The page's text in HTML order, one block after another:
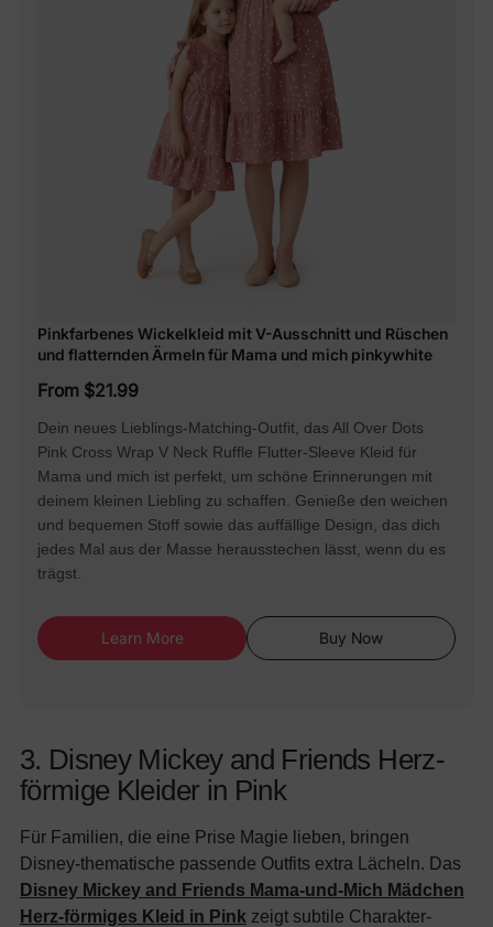
Pinkfarbenes Wickelkleid mit V-Ausschnitt und Rüschen
und flatternden Ärmeln für Mama und mich pinkywhite
From $21.99
Dein neues Lieblings-Matching-Outfit, das All Over Dots
Pink Cross Wrap V Neck Ruffle Flutter-Sleeve Kleid für
Mama und mich ist perfekt, um schöne Erinnerungen mit
deinem kleinen Liebling zu schaffen. Genieße den weichen
und bequemen Stoff sowie das auffällige Design, das dich
jedes Mal aus der Masse herausstechen lässt, wenn du es
trägst.
Learn More Buy Now
3. Disney Mickey and Friends Herz-
förmige Kleider in Pink
Für Familien, die eine Prise Magie lieben, bringen
Disney-thematische passende Outfits extra Lächeln. Das
Disney Mickey and Friends Mama-und-Mich Mädchen
Herz-förmiges Kleid in Pink zeigt subtile Charakter-